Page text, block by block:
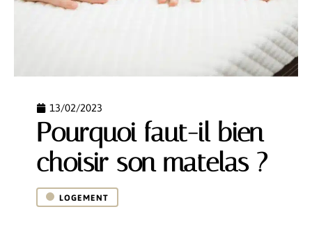
13/02/2023
Pourquoi faut-il bien
choisir son matelas ?
LOGEMENT